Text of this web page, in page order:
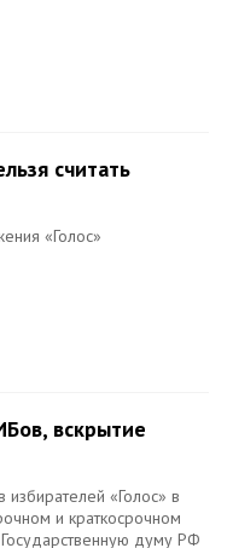
считать
«Голос»
вскрытие
«Голос» в
и краткосрочном
думу РФ